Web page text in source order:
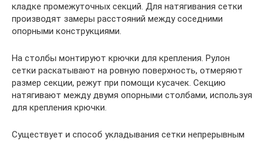
кладке промежуточных секций. Для натягивания сетки
производят замеры расстояний между соседними
опорными конструкциями.
На столбы монтируют крючки для крепления. Рулон
сетки раскатывают на ровную поверхность, отмеряют
размер секции, режут при помощи кусачек. Секцию
натягивают между двумя опорными столбами, используя
для крепления крючки.
Существует и способ укладывания сетки непрерывным